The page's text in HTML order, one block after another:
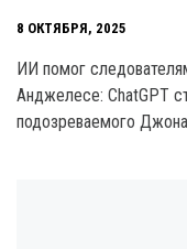
8 ОКТЯБРЯ, 2025
ИИ помог
Анджелесе: ChatGPT
подозреваемого